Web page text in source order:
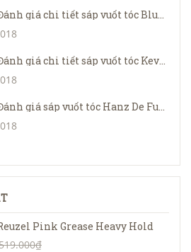
[Review] Đánh giá chi tiết sáp vuốt tóc Blumaan Cavalier Ngựa Vằn
[Review] Đánh giá chi tiết sáp vuốt tóc Kevin Murphy Rough Rider
[Review] Đánh giá sáp vuốt tóc Hanz De Fuko Claymation 2018 - Minh Tài Shop
Pink Grease Heavy Hold